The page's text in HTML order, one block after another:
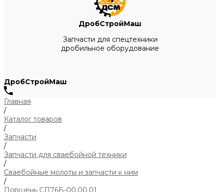
ДробСтройМаш
Запчасти для спецтехники
дробильное оборудование
ДробСтройМаш
Главная
/
Каталог товаров
/
Запчасти
/
Запчасти для сваебойной техники
/
Сваебойные молоты и запчасти к ним
/
Поршень СП76Б-00.00.01